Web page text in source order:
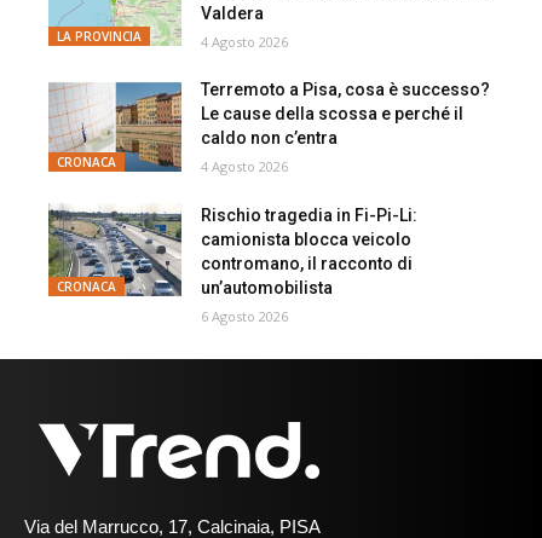
LA PROVINCIA
Valdera
4 Agosto 2026
CRONACA
Terremoto a Pisa, cosa è successo?
Le cause della scossa e perché il
caldo non c’entra
4 Agosto 2026
CRONACA
Rischio tragedia in Fi-Pi-Li:
camionista blocca veicolo
contromano, il racconto di
un’automobilista
6 Agosto 2026
Via del Marrucco, 17, Calcinaia, PISA